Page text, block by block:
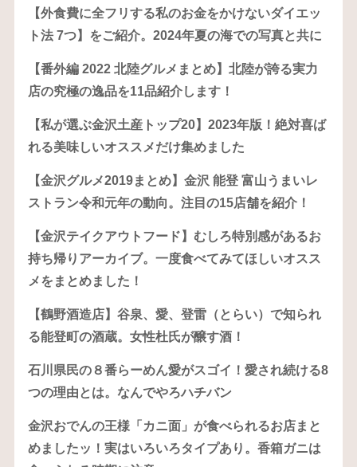
【外食費に全フリする私のお金をかけないダイエッ
ト法 7つ】をご紹介。2024年夏の海での写真と共に
【番外編 2022 北陸グルメまとめ】北陸が誇る実力
店の究極の逸品を11品紹介します！
【私が選ぶ金沢土産トップ20】2023年版！絶対喜ば
れる美味しいオススメだけ集めました
【金沢グルメ2019まとめ】金沢 能登 富山うまいレ
ストラン令和元年の動向。注目の15店舗を紹介！
【金沢テイクアウトフード】むしろ特別感があるお
持ち帰りアーカイブ。一度食べてみてほしいオスス
メをまとめました！
【鶴野酒造店】谷泉、愛、登雷（とらい）で知られ
る能登町の酒蔵。女性杜氏が醸す酒！
石川県民の８番らーめん愛がスゴイ！愛され続ける8
つの理由とは。なんでやろハチバン
金沢おでんの王様「カニ面」が食べられるお店まと
めましたッ！実はいろいろタイプあり。香箱ガニは